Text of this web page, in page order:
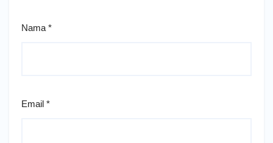
Nama *
Email *